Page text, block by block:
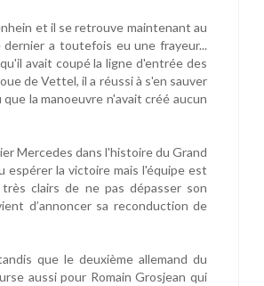
et il se retrouve maintenant au
a toutefois eu une frayeur...
avait coupé la ligne d'entrée des
de Vettel, il a réussi à s'en sauver
la manoeuvre n'avait créé aucun
Mercedes dans l'histoire du Grand
espérer la victoire mais l'équipe est
clairs de ne pas dépasser son
d’annoncer sa reconduction de
que le deuxième allemand du
aussi pour Romain Grosjean qui